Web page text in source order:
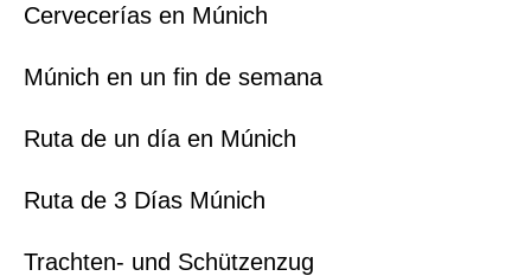
Cervecerías en Múnich
Múnich en un fin de semana
Ruta de un día en Múnich
Ruta de 3 Días Múnich
Trachten- und Schützenzug